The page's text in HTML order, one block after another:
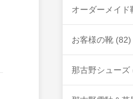
オーダーメイド
お客様の靴 (82)
那古野シューズ